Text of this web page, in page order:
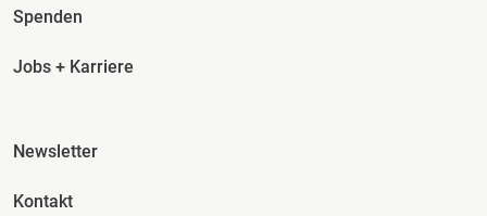
Spenden
Jobs + Karriere
Fusszeile Spalte 3
Newsletter
Kontakt